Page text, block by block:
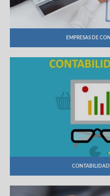
EMPRESAS DE